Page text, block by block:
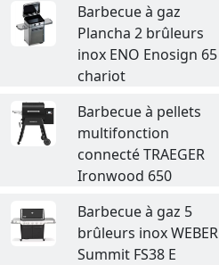
Barbecue à gaz
Plancha 2 brûleurs
inox ENO Enosign 65
chariot
Barbecue à pellets
multifonction
connecté TRAEGER
Ironwood 650
Barbecue à gaz 5
brûleurs inox WEBER
Summit FS38 E